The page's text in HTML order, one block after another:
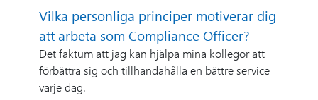
Vilka personliga principer motiverar dig
att arbeta som Compliance Officer?
Det faktum att jag kan hjälpa mina kollegor att
förbättra sig och tillhandahålla en bättre service
varje dag.